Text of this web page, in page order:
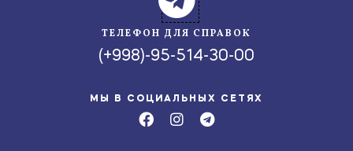
ТЕЛЕФОН ДЛЯ СПРАВОК
(+998)-95-514-30-00
МЫ В СОЦИАЛЬНЫХ СЕТЯХ